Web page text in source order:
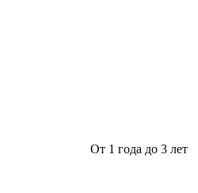
От 1 года до 3 лет